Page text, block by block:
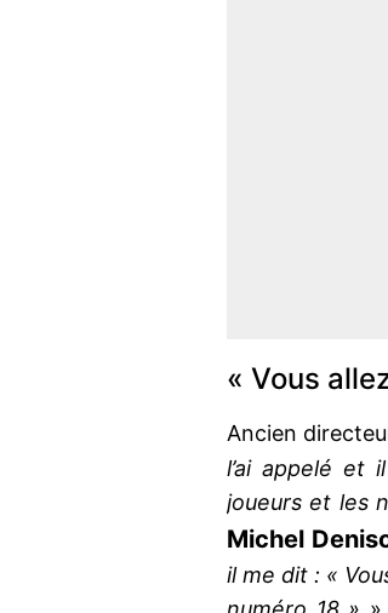
« Vous
Ancien
l’ai appelé et
joueurs et les
Michel
il me dit : «